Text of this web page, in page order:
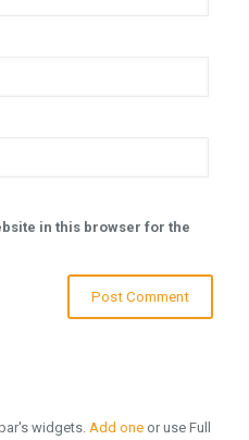
in this browser for the
widgets. Add oneor use Full